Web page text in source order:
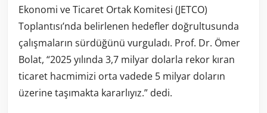
Ekonomi ve Ticaret Ortak Komitesi (JETCO)
Toplantısı’nda belirlenen hedefler doğrultusunda
çalışmaların sürdüğünü vurguladı. Prof. Dr. Ömer
Bolat, “2025 yılında 3,7 milyar dolarla rekor kıran
ticaret hacmimizi orta vadede 5 milyar doların
üzerine taşımakta kararlıyız.” dedi.